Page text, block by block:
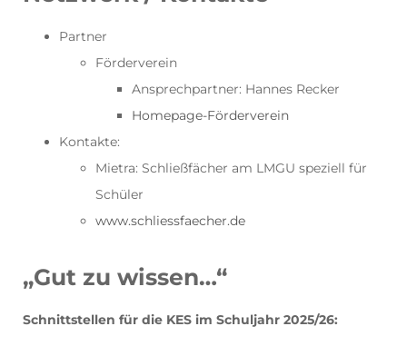
Partner
Förderverein
Ansprechpartner: Hannes Recker
Homepage-Förderverein
Kontakte:
Mietra: Schließfächer am LMGU speziell für
Schüler
www.schliessfaecher.de
„Gut zu wissen…“
Schnittstellen für die KES im Schuljahr 2025/26: